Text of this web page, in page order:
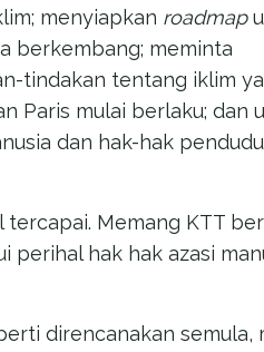
menyiapkan roadmap
berkembang; meminta
tindakan tentang iklim
Paris mulai berlaku; dan
dan hak-hak
Memang KTT
hak hak azasi
direncanakan semula,